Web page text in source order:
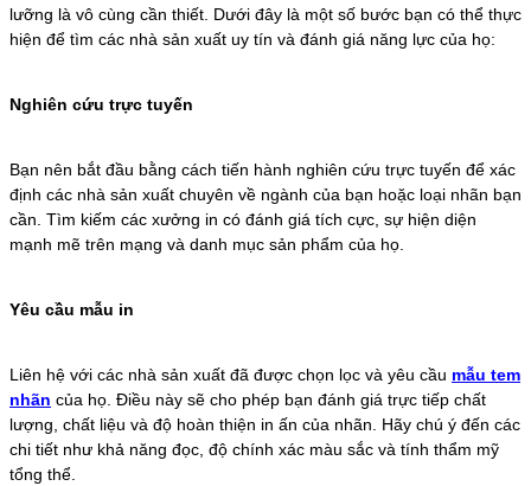
lưỡng là vô cùng cần thiết. Dưới đây là một số bước bạn có thể thực
hiện để tìm các nhà sản xuất uy tín và đánh giá năng lực của họ:
Nghiên cứu trực tuyến
Bạn nên bắt đầu bằng cách tiến hành nghiên cứu trực tuyến để xác
định các nhà sản xuất chuyên về ngành của bạn hoặc loại nhãn bạn
cần. Tìm kiếm các xưởng in có đánh giá tích cực, sự hiện diện
mạnh mẽ trên mạng và danh mục sản phẩm của họ.
Yêu cầu mẫu in
Liên hệ với các nhà sản xuất đã được chọn lọc và yêu cầu mẫu tem
nhãn của họ. Điều này sẽ cho phép bạn đánh giá trực tiếp chất
lượng, chất liệu và độ hoàn thiện in ấn của nhãn. Hãy chú ý đến các
chi tiết như khả năng đọc, độ chính xác màu sắc và tính thẩm mỹ
tổng thể.